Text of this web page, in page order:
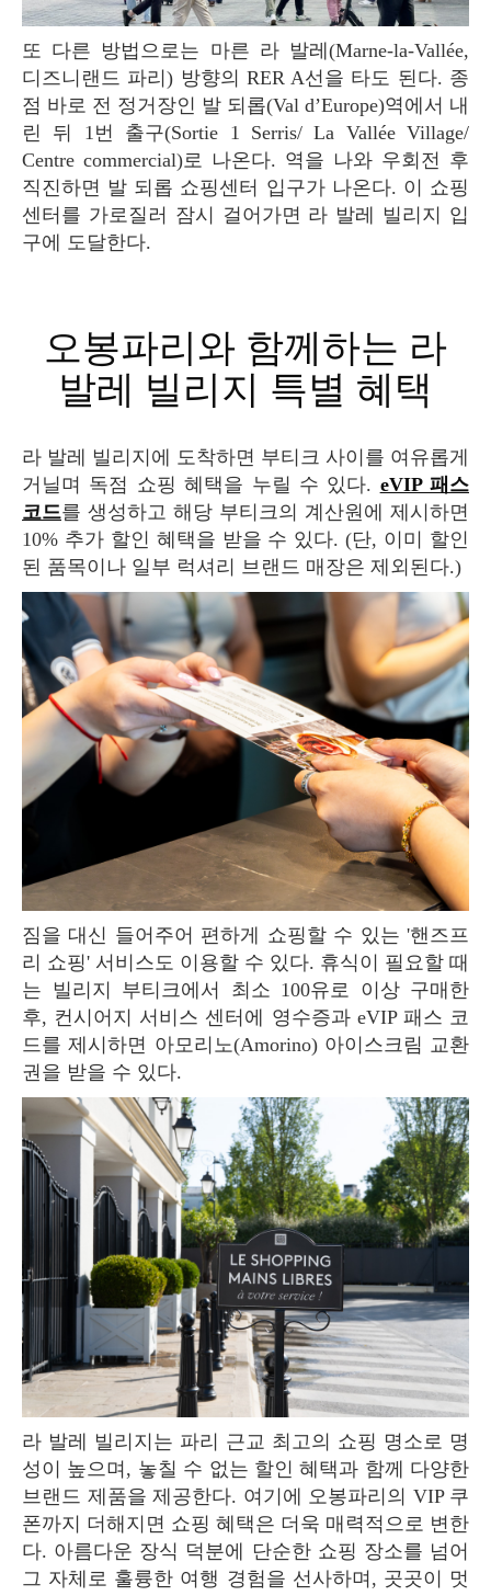
또 다른 방법으로는 마른 라 발레(Marne-la-Vallée,
디즈니랜드 파리) 방향의 RER A선을 타도 된다. 종
점 바로 전 정거장인 발 되롭(Val d’Europe)역에서 내
린 뒤 1번 출구(Sortie 1 Serris/ La Vallée Village/
Centre commercial)로 나온다. 역을 나와 우회전 후
직진하면 발 되롭 쇼핑센터 입구가 나온다. 이 쇼핑
센터를 가로질러 잠시 걸어가면 라 발레 빌리지 입
구에 도달한다.
오봉파리와 함께하는 라
발레 빌리지 특별 혜택
라 발레 빌리지에 도착하면 부티크 사이를 여유롭게
거닐며 독점 쇼핑 혜택을 누릴 수 있다. eVIP 패스
코드를 생성하고 해당 부티크의 계산원에 제시하면
10% 추가 할인 혜택을 받을 수 있다. (단, 이미 할인
된 품목이나 일부 럭셔리 브랜드 매장은 제외된다.)
짐을 대신 들어주어 편하게 쇼핑할 수 있는 '핸즈프
리 쇼핑' 서비스도 이용할 수 있다. 휴식이 필요할 때
는 빌리지 부티크에서 최소 100유로 이상 구매한
후, 컨시어지 서비스 센터에 영수증과 eVIP 패스 코
드를 제시하면 아모리노(Amorino) 아이스크림 교환
권을 받을 수 있다.
라 발레 빌리지는 파리 근교 최고의 쇼핑 명소로 명
성이 높으며, 놓칠 수 없는 할인 혜택과 함께 다양한
브랜드 제품을 제공한다. 여기에 오봉파리의 VIP 쿠
폰까지 더해지면 쇼핑 혜택은 더욱 매력적으로 변한
다. 아름다운 장식 덕분에 단순한 쇼핑 장소를 넘어
그 자체로 훌륭한 여행 경험을 선사하며, 곳곳이 멋